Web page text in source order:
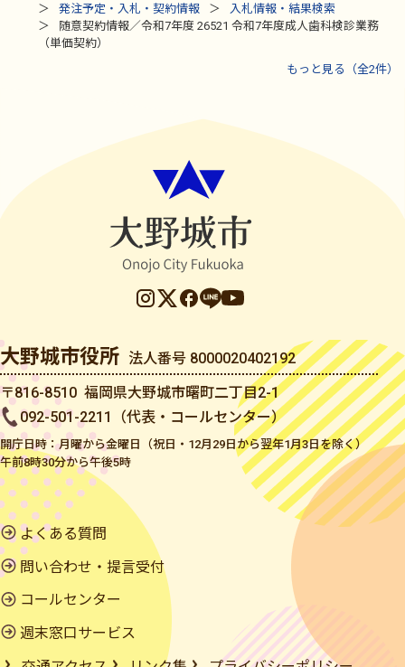
発注予定・入札・契約情報
入札情報・結果検索
随意契約情報／令和7年度 26521 令和7年度成人歯科検診業務
（単価契約）
もっと見る（全2件）
大野城市役所 法人番号 8000020402192
〒816-8510 福岡県大野城市曙町二丁目2-1
092-501-2211（代表・コールセンター）
開庁日時：月曜から金曜日（祝日・12月29日から翌年1月3日を除く）
午前8時30分から午後5時
よくある質問
問い合わせ・提言受付
コールセンター
週末窓口サービス